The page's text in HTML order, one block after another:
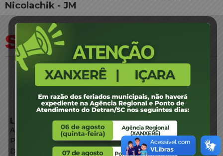
Nicolachik - JM
LINKS EXTERNOS
Agência de Notícias
Portal de Serviços
Diário Oficial